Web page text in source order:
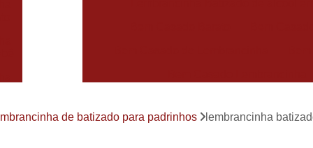
Lembrancinha de Bem Casado
Bem
de batizado para padrinhos lembrancinha